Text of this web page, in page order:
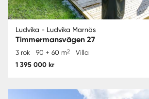
Ludvika - Ludvika Marnäs
Timmermansvägen 27
3 rok 90 + 60 m2 Villa
1 395 000 kr